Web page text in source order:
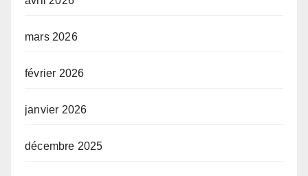
mars 2026
février 2026
janvier 2026
décembre 2025